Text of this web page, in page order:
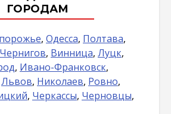
ГОРОДАМ
, Одесса, Полтава,
Чернигов, Винница, Луцк,
, Ивано-Франковск,
Львов, Николаев, Ровно,
, Черкассы, Черновцы,